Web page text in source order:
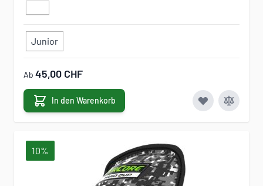
Junior
Ab 45,00 CHF
In den Warenkorb
10%